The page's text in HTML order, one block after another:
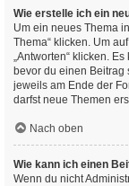
Wie erstelle ich ein
Um ein neues Thema
Thema“ klicken. Um
„Antworten“ klicken.
bevor du einen Beitrag
jeweils am Ende der
darfst neue Themen
Nach oben
Wie kann ich einen
Wenn du nicht